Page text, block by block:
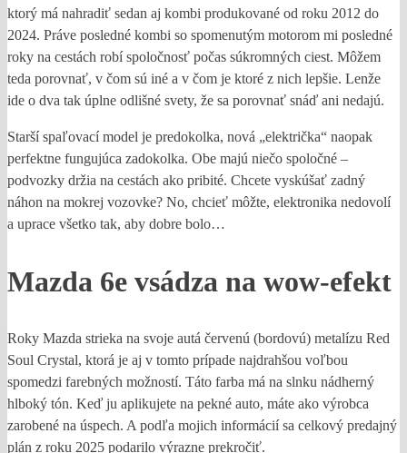
ktorý má nahradiť sedan aj kombi produkované od roku 2012 do
2024. Práve posledné kombi so spomenutým motorom mi posledné
roky na cestách robí spoločnosť počas súkromných ciest. Môžem
teda porovnať, v čom sú iné a v čom je ktoré z nich lepšie. Lenže
ide o dva tak úplne odlišné svety, že sa porovnať snáď ani nedajú.
Starší spaľovací model je predokolka, nová „električka“ naopak
perfektne fungujúca zadokolka. Obe majú niečo spoločné –
podvozky držia na cestách ako pribité. Chcete vyskúšať zadný
náhon na mokrej vozovke? No, chcieť môžte, elektronika nedovolí
a uprace všetko tak, aby dobre bolo…
Mazda 6e vsádza na wow-efekt
Roky Mazda strieka na svoje autá červenú (bordovú) metalízu Red
Soul Crystal, ktorá je aj v tomto prípade najdrahšou voľbou
spomedzi farebných možností. Táto farba má na slnku nádherný
hlboký tón. Keď ju aplikujete na pekné auto, máte ako výrobca
zarobené na úspech. A podľa mojich informácií sa celkový predajný
plán z roku 2025 podarilo výrazne prekročiť.